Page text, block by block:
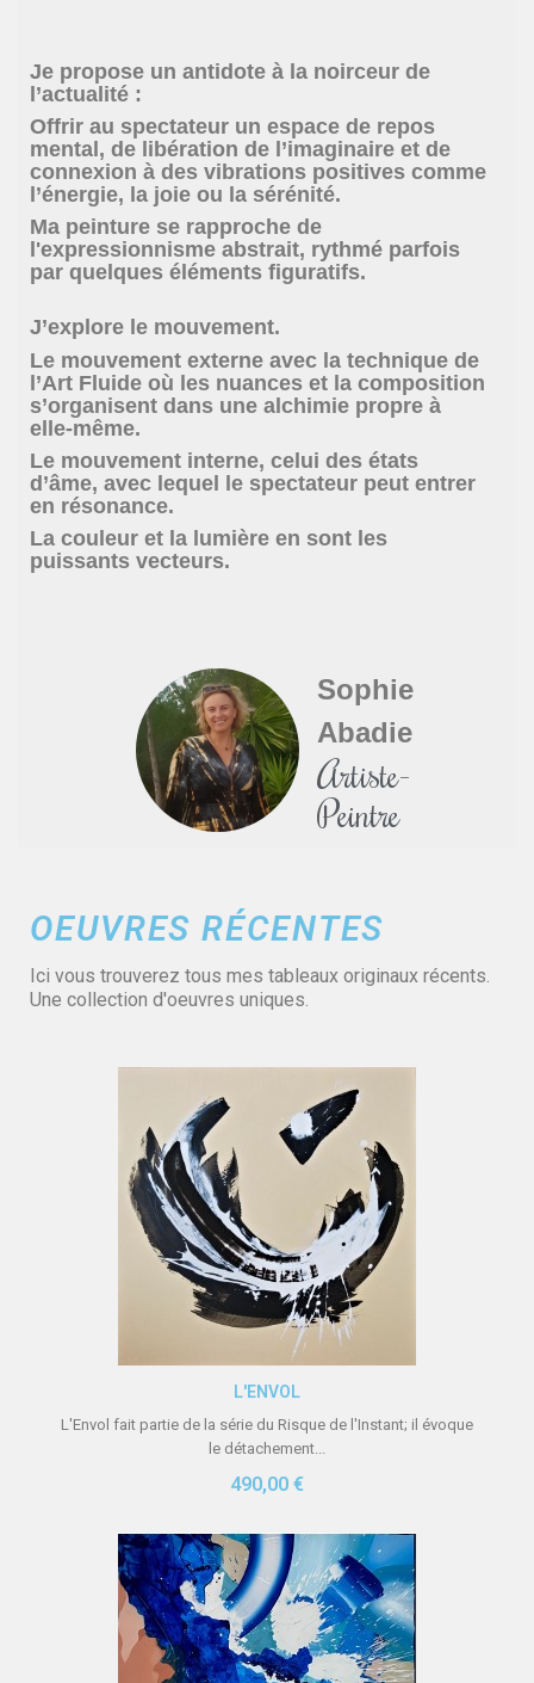
Je propose un antidote à la noirceur de
l’actualité :
Offrir au spectateur un espace de repos
mental, de libération de l’imaginaire et de
connexion à des vibrations positives comme
l’énergie, la joie ou la sérénité.
Ma peinture se rapproche de
l'expressionnisme abstrait, rythmé parfois
par quelques éléments figuratifs.
J’explore le mouvement.
Le mouvement externe avec la technique de
l’Art Fluide où les nuances et la composition
s’organisent dans une alchimie propre à
elle-même.
Le mouvement interne, celui des états
d’âme, avec lequel le spectateur peut entrer
en résonance.
La couleur et la lumière en sont les
puissants vecteurs.
Sophie
Abadie
Artiste-
Peintre
OEUVRES RÉCENTES
Ici vous trouverez tous mes tableaux originaux récents.
Une collection d'oeuvres uniques.
Aperçu rapide
L'ENVOL
L'Envol fait partie de la série du Risque de l'Instant; il évoque
le détachement...
490,00 €